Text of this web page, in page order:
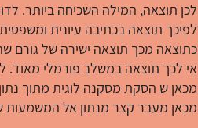
לכן תוצאה, המילה השכיחה ביותר.
לפיכך תוצאה בכתיבה עיונית
כתוצאה מכך תוצאה ישירה של גורם
אי לכך תוצאה במשלב פורמלי מאוד.
מכאן ש הסקת מסקנה לוגית מתוך
מכאן מעבר קצר מנתון אל המשמעות